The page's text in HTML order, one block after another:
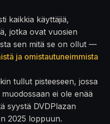
kaikkia käyttäjiä,
jotka ovat vuosien
sen mitä se on ollut —
ja omistautuneimmista
tullut pisteeseen, jossa
ei ole enää
syystä DVDPlazan
2025 loppuun.